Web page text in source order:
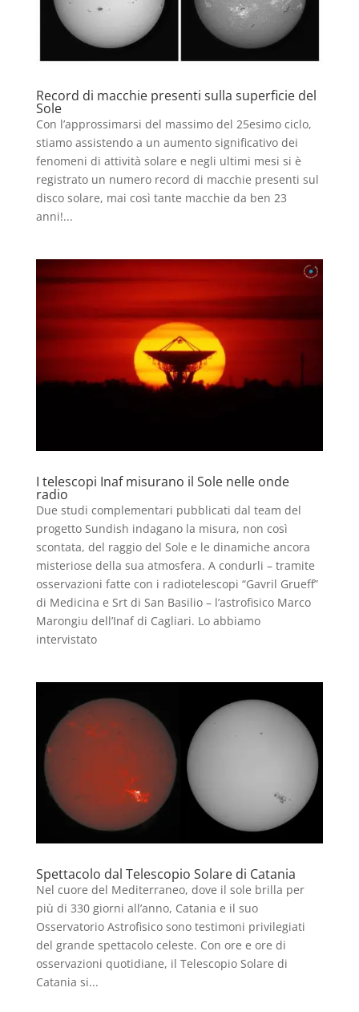
Record di macchie presenti sulla superficie del
Sole
Con l’approssimarsi del massimo del 25esimo ciclo,
stiamo assistendo a un aumento significativo dei
fenomeni di attività solare e negli ultimi mesi si è
registrato un numero record di macchie presenti sul
disco solare, mai così tante macchie da ben 23
anni!...
I telescopi Inaf misurano il Sole nelle onde
radio
Due studi complementari pubblicati dal team del
progetto Sundish indagano la misura, non così
scontata, del raggio del Sole e le dinamiche ancora
misteriose della sua atmosfera. A condurli – tramite
osservazioni fatte con i radiotelescopi “Gavril Grueff”
di Medicina e Srt di San Basilio – l’astrofisico Marco
Marongiu dell’Inaf di Cagliari. Lo abbiamo
intervistato
Spettacolo dal Telescopio Solare di Catania
Nel cuore del Mediterraneo, dove il sole brilla per
più di 330 giorni all’anno, Catania e il suo
Osservatorio Astrofisico sono testimoni privilegiati
del grande spettacolo celeste. Con ore e ore di
osservazioni quotidiane, il Telescopio Solare di
Catania si...